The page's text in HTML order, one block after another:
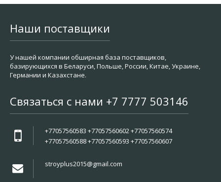
Наши поставщики
У нашей компании обширная база поставщиков,
базирующихся в Беларуси, Польше, России, Китае, Украине,
Германии и Казахстане.
Связаться с нами +7 7777 503146
+77057560583 +77057560602 +77057560574
+77057560588 +77057560593 +77057560607
stroyplus2015@gmail.com